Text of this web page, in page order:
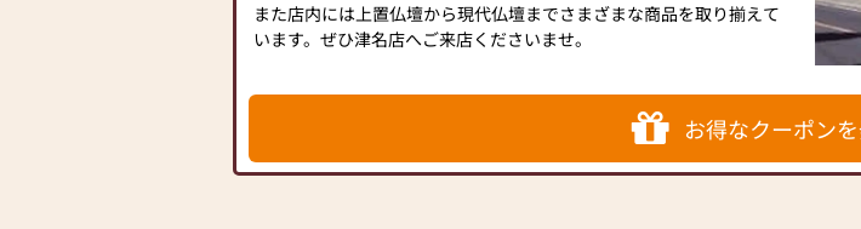
また店内には上置仏壇から現代仏壇までさまざまな商品を取り揃えて
います。ぜひ津名店へご来店くださいませ。
お得なクーポン